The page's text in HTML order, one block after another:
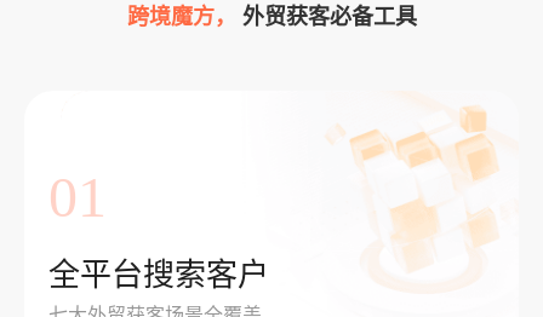
跨境魔方， 外贸获客必备工具
01
全平台搜索客户